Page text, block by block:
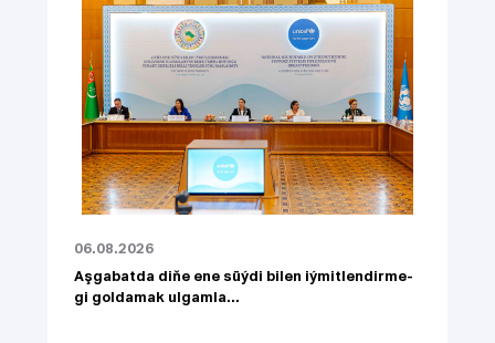
06.08.2026
Aşgabatda di­ňe ene süý­di bi­len iý­mit­len­dir­me­
gi gol­da­mak ul­gam­la...